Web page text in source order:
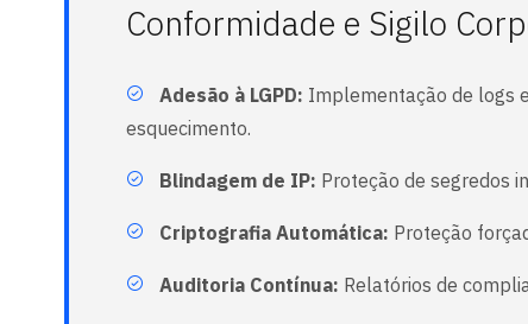
Conformidade e Sigilo
Adesão à LGPD: Implementação de logs
esquecimento.
Blindagem de IP: Proteção de segredos
Criptografia Automática: Proteção
Auditoria Contínua: Relatórios de